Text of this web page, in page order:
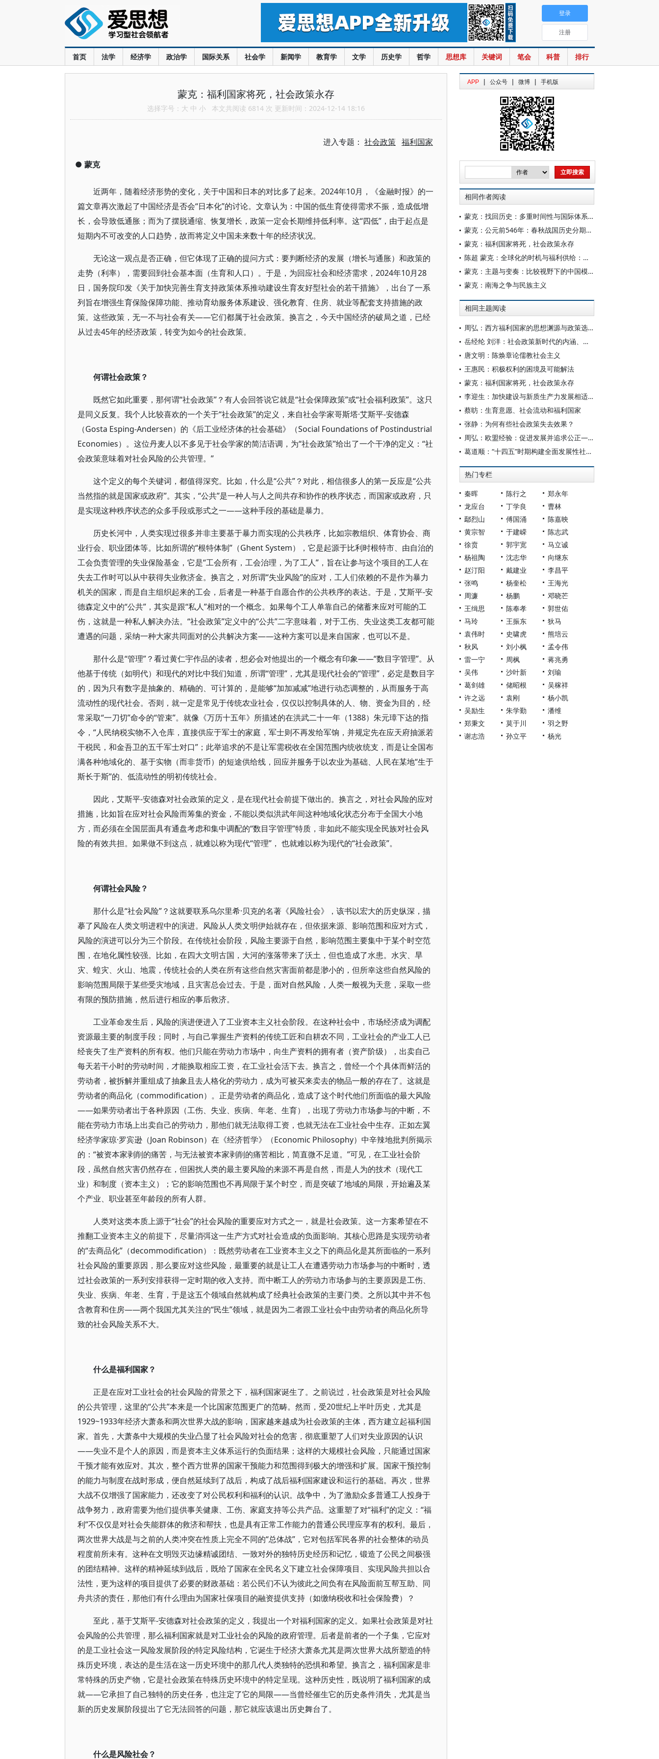
首页 法学 经济学 政治学 国际关系 社会学 新闻学 教育学 文学 历史学 哲学 思想库 关键词 笔会 科普 排行
登录
注册
蒙克：福利国家将死，社会政策永存
选择字号： 大 中 小 本文共阅读 6814 次 更新时间：2024-12-14 18:16
进入专题： 社会政策 福利国家
● 蒙克
近两年，随着经济形势的变化，关于中国和日本的对比多了起来。2024年10月，《金融时报》的一
篇文章再次激起了中国经济是否会“日本化”的讨论。文章认为：中国的低生育使得需求不振，造成低增
长，会导致低通胀；而为了摆脱通缩、恢复增长，政策一定会长期维持低利率。这“四低”，由于起点是
短期内不可改变的人口趋势，故而将定义中国未来数十年的经济状况。
无论这一观点是否正确，但它体现了正确的提问方式：要判断经济的发展（增长与通胀）和政策的
走势（利率），需要回到社会基本面（生育和人口）。于是，为回应社会和经济需求，2024年10月28
日，国务院印发《关于加快完善生育支持政策体系推动建设生育友好型社会的若干措施》，出台了一系
列旨在增强生育保险保障功能、推动育幼服务体系建设、强化教育、住房、就业等配套支持措施的政
策。这些政策，无一不与社会有关——它们都属于社会政策。换言之，今天中国经济的破局之道，已经
从过去45年的经济政策，转变为如今的社会政策。
何谓社会政策？
既然它如此重要，那何谓“社会政策”？有人会回答说它就是“社会保障政策”或“社会福利政策”。这只
是同义反复。我个人比较喜欢的一个关于“社会政策”的定义，来自社会学家哥斯塔·艾斯平-安德森
（Gosta Esping-Andersen）的《后工业经济体的社会基础》（Social Foundations of Postindustrial
Economies）。这位丹麦人以不多见于社会学家的简洁语调，为“社会政策”给出了一个干净的定义：“社
会政策意味着对社会风险的公共管理。”
这个定义的每个关键词，都值得深究。比如，什么是“公共”？对此，相信很多人的第一反应是“公共
当然指的就是国家或政府”。其实，“公共”是一种人与人之间共存和协作的秩序状态，而国家或政府，只
是实现这种秩序状态的众多手段或形式之一——这种手段的基础是暴力。
历史长河中，人类实现过很多并非主要基于暴力而实现的公共秩序，比如宗教组织、体育协会、商
业行会、职业团体等。比如所谓的“根特体制”（Ghent System），它是起源于比利时根特市、由自治的
工会负责管理的失业保险基金，它是“工会所有，工会治理，为了工人”，旨在让参与这个项目的工人在
失去工作时可以从中获得失业救济金。换言之，对所谓“失业风险”的应对，工人们依赖的不是作为暴力
机关的国家，而是自主组织起来的工会，后者是一种基于自愿合作的公共秩序的表达。于是，艾斯平-安
德森定义中的“公共”，其实是跟“私人”相对的一个概念。如果每个工人单靠自己的储蓄来应对可能的工
伤，这就是一种私人解决办法。“社会政策”定义中的“公共”二字意味着，对于工伤、失业这类工友都可能
遭遇的问题，采纳一种大家共同面对的公共解决方案——这种方案可以是来自国家，也可以不是。
那什么是“管理”？看过黄仁宇作品的读者，想必会对他提出的一个概念有印象——“数目字管理”。从
他基于传统（如明代）和现代的对比中我们知道，所谓“管理”，尤其是现代社会的“管理”，必定是数目字
的，因为只有数字是抽象的、精确的、可计算的，是能够“加加减减”地进行动态调整的，从而服务于高
流动性的现代社会。否则，就一定是常见于传统农业社会，仅仅以控制具体的人、物、资金为目的，经
常采取“一刀切”命令的“管束”。就像《万历十五年》所描述的在洪武二十一年（1388）朱元璋下达的指
令，“人民纳税实物不入仓库，直接供应于军士的家庭，军士则不再发给军饷，并规定先在应天府抽派若
干税民，和金吾卫的五千军士对口”；此举追求的不是让军需税收在全国范围内统收统支，而是让全国布
满各种地域化的、基于实物（而非货币）的短途供给线，回应并服务于以农业为基础、人民在某地“生于
斯长于斯”的、低流动性的明初传统社会。
因此，艾斯平-安德森对社会政策的定义，是在现代社会前提下做出的。换言之，对社会风险的应对
措施，比如旨在应对社会风险而筹集的资金，不能以类似洪武年间这种地域化状态分布于全国大小地
方，而必须在全国层面具有通盘考虑和集中调配的“数目字管理”特质，非如此不能实现全民族对社会风
险的有效共担。如果做不到这点，就难以称为现代“管理”， 也就难以称为现代的“社会政策”。
何谓社会风险？
那什么是“社会风险”？这就要联系乌尔里希·贝克的名著《风险社会》，该书以宏大的历史纵深，描
摹了风险在人类文明进程中的演进。风险从人类文明伊始就存在，但依据来源、影响范围和应对方式，
风险的演进可以分为三个阶段。在传统社会阶段，风险主要源于自然，影响范围主要集中于某个时空范
围，在地化属性较强。比如，在四大文明古国，大河的涨落带来了沃土，但也造成了水患。水灾、旱
灾、蝗灾、火山、地震，传统社会的人类在所有这些自然灾害面前都是渺小的，但所幸这些自然风险的
影响范围局限于某些受灾地域，且灾害总会过去。于是，面对自然风险，人类一般视为天意，采取一些
有限的预防措施，然后进行相应的事后救济。
工业革命发生后，风险的演进便进入了工业资本主义社会阶段。在这种社会中，市场经济成为调配
资源最主要的制度手段；同时，与自己掌握生产资料的传统工匠和自耕农不同，工业社会的产业工人已
经丧失了生产资料的所有权。他们只能在劳动力市场中，向生产资料的拥有者（资产阶级），出卖自己
每天若干小时的劳动时间，才能换取相应工资，在工业社会活下去。换言之，曾经一个个具体而鲜活的
劳动者，被拆解并重组成了抽象且去人格化的劳动力，成为可被买来卖去的物品一般的存在了。这就是
劳动者的商品化（commodification）。正是劳动者的商品化，造成了这个时代他们所面临的最大风险
——如果劳动者出于各种原因（工伤、失业、疾病、年老、生育），出现了劳动力市场参与的中断，不
能在劳动力市场上出卖自己的劳动力，那他们就无法取得工资，也就无法在工业社会中生存。正如左翼
经济学家琼·罗宾逊（Joan Robinson）在《经济哲学》（Economic Philosophy）中辛辣地批判所揭示
的：“被资本家剥削的痛苦，与无法被资本家剥削的痛苦相比，简直微不足道。”可见，在工业社会阶
段，虽然自然灾害仍然存在，但困扰人类的最主要风险的来源不再是自然，而是人为的技术（现代工
业）和制度（资本主义）；它的影响范围也不再局限于某个时空，而是突破了地域的局限，开始遍及某
个产业、职业甚至年龄段的所有人群。
人类对这类本质上源于“社会”的社会风险的重要应对方式之一，就是社会政策。这一方案希望在不
推翻工业资本主义的前提下，尽量消弭这一生产方式对社会造成的负面影响。其核心思路是实现劳动者
的“去商品化”（decommodification）：既然劳动者在工业资本主义之下的商品化是其所面临的一系列
社会风险的重要原因，那么要应对这些风险，最重要的就是让工人在遭遇劳动力市场参与的中断时，透
过社会政策的一系列安排获得一定时期的收入支持。而中断工人的劳动力市场参与的主要原因是工伤、
失业、疾病、年老、生育，于是这五个领域自然就构成了经典社会政策的主要门类。之所以其中并不包
含教育和住房——两个我国尤其关注的“民生”领域，就是因为二者跟工业社会中由劳动者的商品化所导
致的社会风险关系不大。
什么是福利国家？
正是在应对工业社会的社会风险的背景之下，福利国家诞生了。之前说过，社会政策是对社会风险
的公共管理，这里的“公共”本来是一个比国家范围更广的范畴。然而，受20世纪上半叶历史，尤其是
1929~1933年经济大萧条和两次世界大战的影响，国家越来越成为社会政策的主体，西方建立起福利国
家。首先，大萧条中大规模的失业凸显了社会风险对社会的危害，彻底重塑了人们对失业原因的认识
——失业不是个人的原因，而是资本主义体系运行的负面结果；这样的大规模社会风险，只能通过国家
干预才能有效应对。其次，整个西方世界的国家干预能力和范围得到极大的增强和扩展。国家干预控制
的能力与制度在战时形成，便自然延续到了战后，构成了战后福利国家建设和运行的基础。再次，世界
大战不仅增强了国家能力，还改变了对公民权利和福利的认识。战争中，为了激励众多普通工人投身于
战争努力，政府需要为他们提供事关健康、工伤、家庭支持等公共产品。这重塑了对“福利”的定义：“福
利”不仅仅是对社会失能群体的救济和帮扶，也是具有正常工作能力的普通公民理应享有的权利。最后，
两次世界大战是与之前的人类冲突在性质上完全不同的“总体战”，它对包括军民各界的社会整体的动员
程度前所未有。这种在文明毁灭边缘精诚团结、一致对外的独特历史经历和记忆，锻造了公民之间极强
的团结精神。这样的精神延续到战后，既给了国家在全民名义下建立社会保障项目、实现风险共担以合
法性，更为这样的项目提供了必要的财政基础：若公民们不认为彼此之间负有在风险面前互帮互助、同
舟共济的责任，那他们有什么理由为国家社保项目的融资提供支持（如缴纳税收和社会保险费）？
至此，基于艾斯平-安德森对社会政策的定义，我提出一个对福利国家的定义。如果社会政策是对社
会风险的公共管理，那么福利国家就是对工业社会的风险的政府管理。后者是前者的一个子集，它应对
的是工业社会这一风险发展阶段的特定风险结构，它诞生于经济大萧条尤其是两次世界大战所塑造的特
殊历史环境，表达的是生活在这一历史环境中的那几代人类独特的恐惧和希望。换言之，福利国家是非
常特殊的历史产物，它是社会政策在特殊历史环境中的特定呈现。这种历史性，既说明了福利国家的成
就——它承担了自己独特的历史任务，也注定了它的局限——当曾经催生它的历史条件消失，尤其是当
新的历史发展阶段提出了它无法回答的问题，那它就应该退出历史舞台了。
什么是风险社会？
APP | 公众号 | 微博 | 手机版
相同作者阅读
蒙克：找回历史：多重时间性与国际体系转型
蒙克：公元前546年：春秋战国历史分期的机器学习新证
蒙克：福利国家将死，社会政策永存
陈超 蒙克：全球化的时机与福利供给：基于中国东莞与昆山的比较分析*
蒙克：主题与变奏：比较视野下的中国模式
蒙克：南海之争与民族主义
相同主题阅读
周弘：西方福利国家的思想渊源与政策选择
岳经纶 刘洋：社会政策新时代的内涵、动力机制与价值转向
唐文明：陈焕章论儒教社会主义
王惠民：积极权利的困境及可能解法
蒙克：福利国家将死，社会政策永存
李迎生：加快建设与新质生产力发展相适应的社会政策
蔡昉：生育意愿、社会流动和福利国家
张静：为何有些社会政策失去效果？
周弘：欧盟经验：促进发展并追求公正——中国能够从欧盟借鉴什么
葛道顺：“十四五”时期构建全面发展性社会政策的思考
热门专栏
秦晖 陈行之
郑永年
龙应台
丁学良
曹林
鄢烈山
傅国涌
陈嘉映
黄宗智
于建嵘
陈志武
徐贲
郭宇宽
马立诚
杨祖陶
沈志华
向继东
赵汀阳
戴建业
李昌平
张鸣
杨奎松
王海光
周濂
杨鹏
邓晓芒
王缉思
陈奉孝
郭世佑
马玲
王振东
狄马
袁伟时
史啸虎
熊培云
秋风
刘小枫
孟令伟
雷一宁
周枫
蒋兆勇
吴伟
沙叶新
刘瑜
葛剑雄
储昭根
吴稼祥
许之远
袁刚
杨小凯
吴励生
朱学勤
潘维
郑秉文
莫于川
羽之野
谢志浩
孙立平 杨光